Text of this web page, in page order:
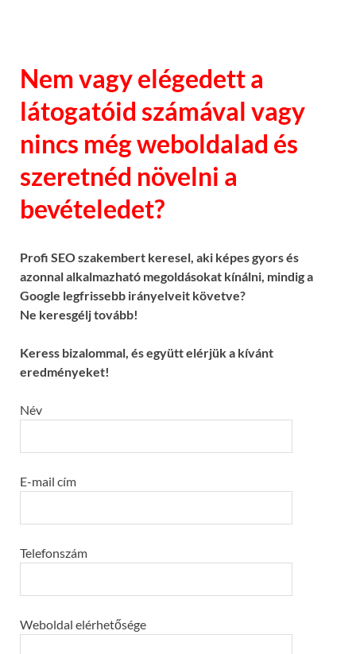
Nem vagy elégedett a
látogatóid számával vagy
nincs még weboldalad és
szeretnéd növelni a
bevételedet?
Profi SEO szakembert keresel, aki képes gyors és
azonnal alkalmazható megoldásokat kínálni, mindig a
Google legfrissebb irányelveit követve?
Ne keresgélj tovább!
Keress bizalommal, és együtt elérjük a kívánt
eredményeket!
Név
E-mail cím
Telefonszám
Weboldal elérhetősége